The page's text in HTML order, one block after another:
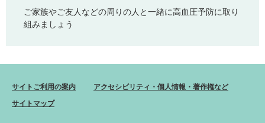
ご家族やご友人などの周りの人と一緒に高血圧予防に取り
組みましょう
サイトご利用の案内
アクセシビリティ・個人情報・著作権など
サイトマップ